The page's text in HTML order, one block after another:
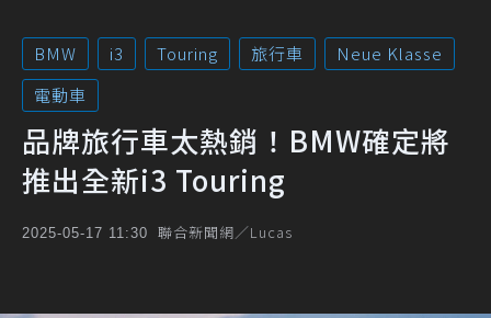
BMW i3 Touring 旅行車
Neue Klasse
電動車
品牌旅行車太熱銷！BMW確定將
推出全新i3 Touring
2025-05-17 11:30 聯合新聞網／Lucas